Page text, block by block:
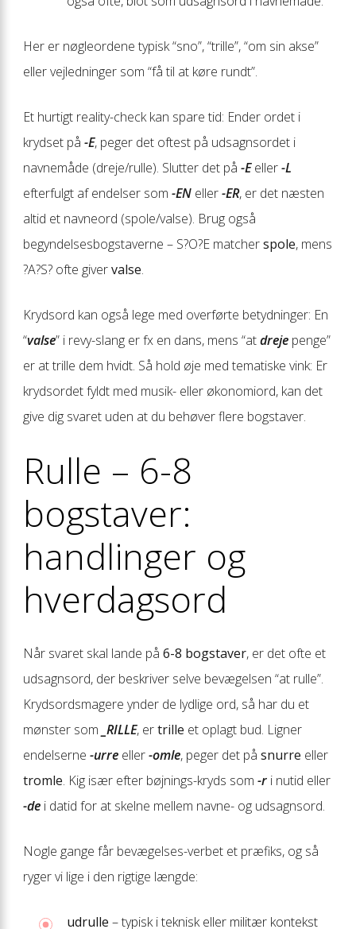
Her er nøgleordene typisk “sno”, “trille”, “om sin akse”
eller vejledninger som “få til at køre rundt”.
Et hurtigt reality-check kan spare tid: Ender ordet i
krydset på -E, peger det oftest på udsagnsordet i
navnemåde (dreje/rulle). Slutter det på -Eeller-L
efterfulgt af endelser som -EN eller-ER, er det næsten
altid et navneord (spole/valse). Brug også
begyndelsesbogstaverne – S?O?E matcherspole, mens
?A?S? ofte givervalse.
Krydsord kan også lege med overførte betydninger: En
“valse” i revy-slang er fx en dans, mens “atdreje penge”
er at trille dem hvidt. Så hold øje med tematiske vink: Er
krydsordet fyldt med musik- eller økonomiord, kan det
give dig svaret uden at du behøver flere bogstaver.
Rulle – 6-8
bogstaver:
handlinger og
hverdagsord
Når svaret skal lande på 6-8 bogstaver, er det ofte et
udsagnsord, der beskriver selve bevægelsen “at rulle”.
Krydsordsmagere ynder de lydlige ord, så har du et
mønster som _RILLE, ertrille et oplagt bud. Ligner
endelserne -urre eller-omle, peger det på snurre eller
tromle. Kig især efter bøjnings-kryds som -r i nutid eller
-de i datid for at skelne mellem navne- og udsagnsord.
Nogle gange får bevægelses-verbet et præfiks, og så
ryger vi lige i den rigtige længde:
udrulle – typisk i teknisk eller militær kontekst